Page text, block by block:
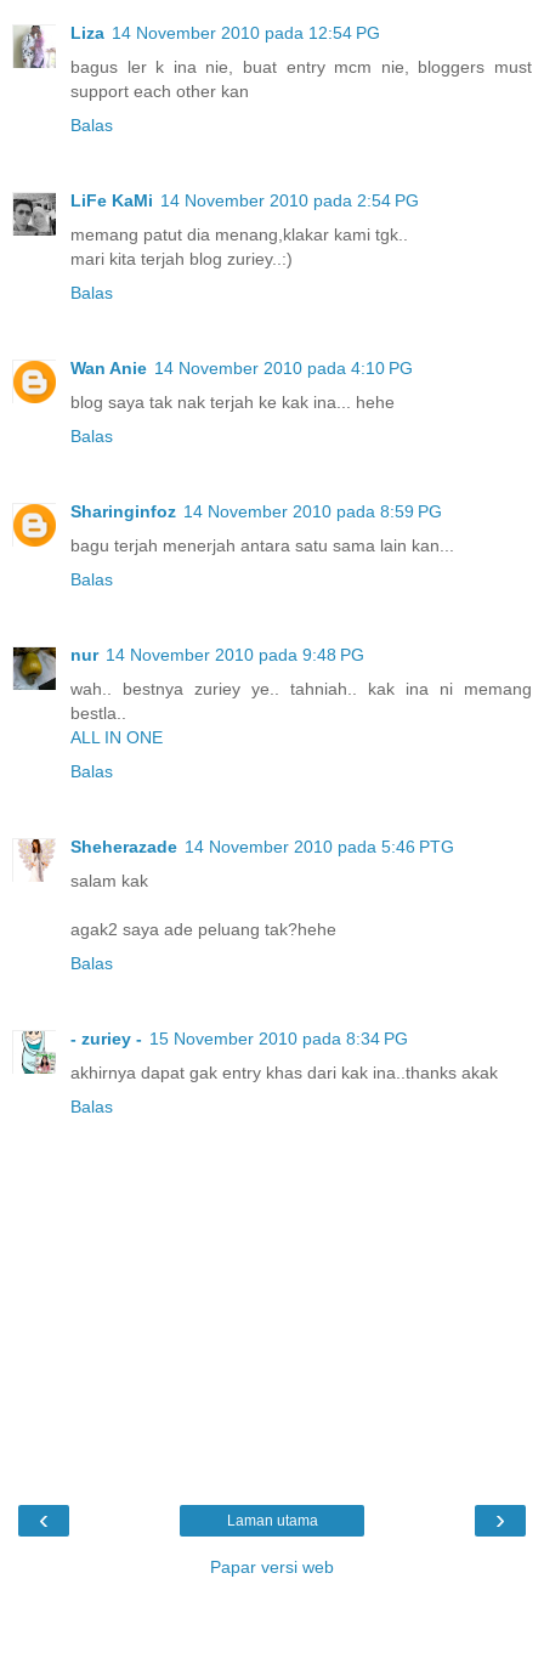
Liza 14 November 2010 pada 12:54 PG
bagus ler k ina nie, buat entry mcm nie, bloggers must
support each other kan
Balas
LiFe KaMi 14 November 2010 pada 2:54 PG
memang patut dia menang,klakar kami tgk..
mari kita terjah blog zuriey..:)
Balas
Wan Anie 14 November 2010 pada 4:10 PG
blog saya tak nak terjah ke kak ina... hehe
Balas
Sharinginfoz 14 November 2010 pada 8:59 PG
bagu terjah menerjah antara satu sama lain kan...
Balas
nur 14 November 2010 pada 9:48 PG
wah.. bestnya zuriey ye.. tahniah.. kak ina ni memang
bestla..
ALL IN ONE
Balas
Sheherazade 14 November 2010 pada 5:46 PTG
salam kak
agak2 saya ade peluang tak?hehe
Balas
- zuriey - 15 November 2010 pada 8:34 PG
akhirnya dapat gak entry khas dari kak ina..thanks akak
Balas
‹ ›
Laman utama
Papar versi web